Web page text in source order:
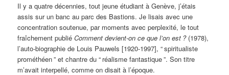
Il y a quatre décennies, tout jeune étudiant à Genève, j’étais
assis sur un banc au parc des Bastions. Je lisais avec une
concentration soutenue, par moments avec perplexité, le tout
fraîchement publiéComment devient-on ce que l’on est ?(1978),
l’auto-biographie de Louis Pauwels [1920-1997], “spiritualiste
prométhéen” et chantre du “ réalisme fantastique”. Son titre
m’avait interpellé, comme on disait à l’époque.